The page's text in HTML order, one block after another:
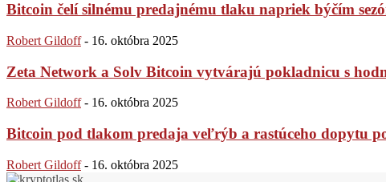
Bitcoin čelí silnému predajnému tlaku napriek býčím
Robert Gildoff - 16. októbra 2025
Zeta Network a Solv Bitcoin vytvárajú pokladnicu s
Robert Gildoff - 16. októbra 2025
Bitcoin pod tlakom predaja veľrýb a rastúceho dopytu
Robert Gildoff - 16. októbra 2025